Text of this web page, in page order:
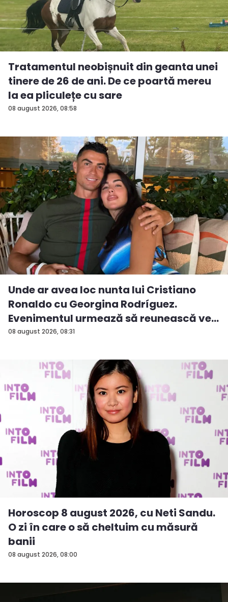
08 august 2026, 08:58
Tratamentul neobișnuit din geanta unei
tinere de 26 de ani. De ce poartă mereu
la ea pliculețe cu sare
08 august 2026, 08:31
Unde ar avea loc nunta lui Cristiano
Ronaldo cu Georgina Rodríguez.
Evenimentul urmează să reunească ve...
08 august 2026, 08:00
Horoscop 8 august 2026, cu Neti Sandu.
O zi în care o să cheltuim cu măsură
banii